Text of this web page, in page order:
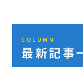
COLUMN
最新記事